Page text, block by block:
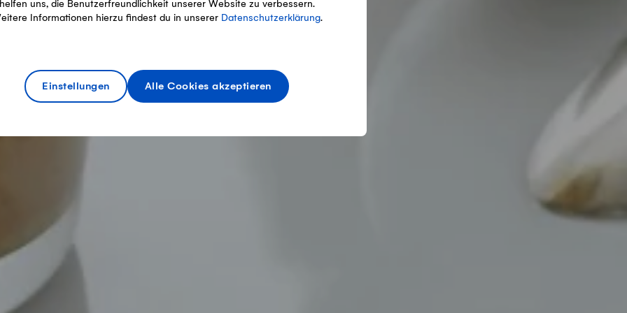
uns, die Benutzerfreundlichkeit unserer Website zu verbessern.
Informationen hierzu findest du in unserer Datenschutzerklärung.
Einstellungen Alle Cookies akzeptieren